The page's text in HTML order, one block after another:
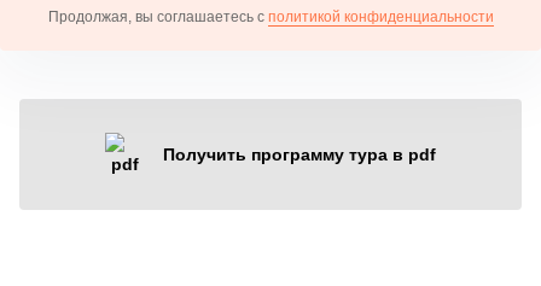
Продолжая, вы соглашаетесь с политикой конфиденциальности
Получить программу тура в pdf